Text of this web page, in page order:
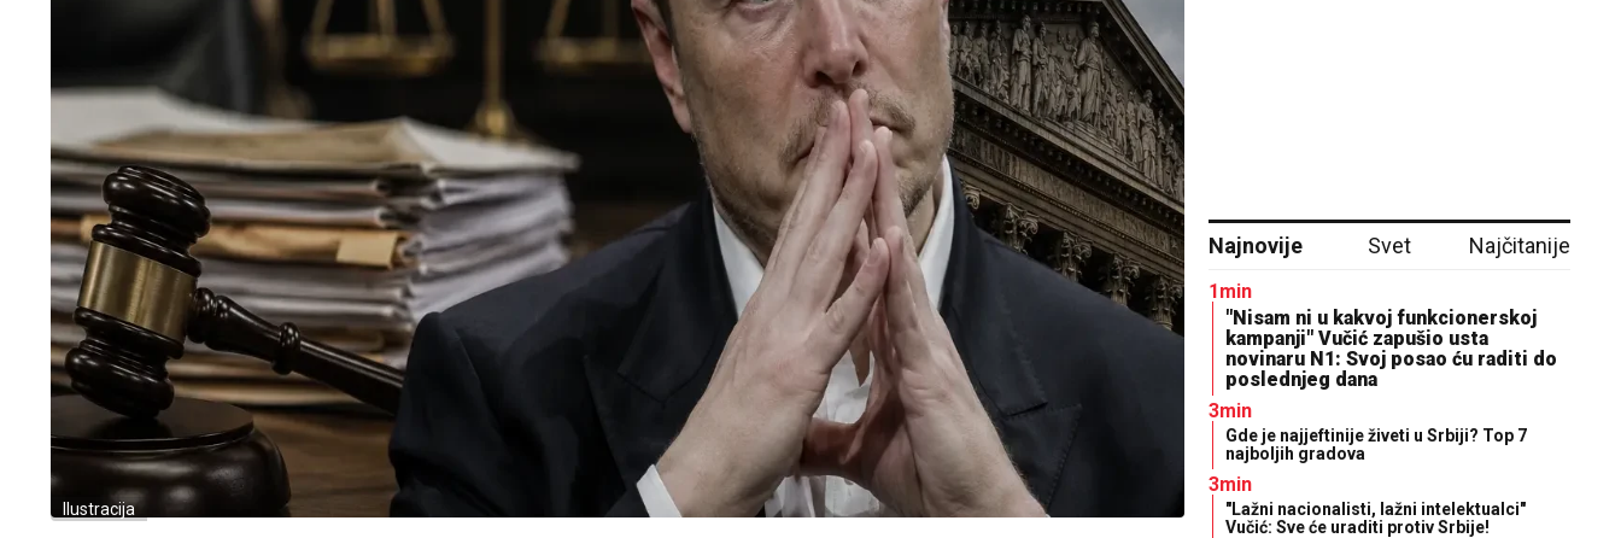
Ilustracija
Najnovije Svet Najčitanije
1min
"Nisam ni u kakvoj funkcionerskoj
kampanji" Vučić zapušio usta
novinaru N1: Svoj posao ću raditi do
poslednjeg dana
3min
Gde je najjeftinije živeti u Srbiji? Top 7
najboljih gradova
3min
"Lažni nacionalisti, lažni intelektualci"
Vučić: Sve će uraditi protiv Srbije!